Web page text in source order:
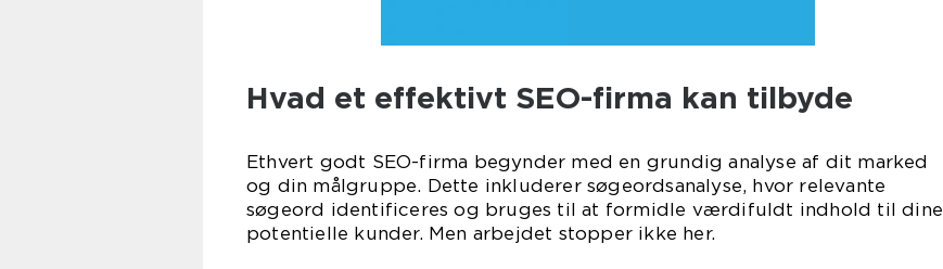
Hvad et effektivt SEO-firma kan tilbyde
Ethvert godt SEO-firma begynder med en grundig analyse af dit marked
og din målgruppe. Dette inkluderer søgeordsanalyse, hvor relevante
søgeord identificeres og bruges til at formidle værdifuldt indhold til dine
potentielle kunder. Men arbejdet stopper ikke her.